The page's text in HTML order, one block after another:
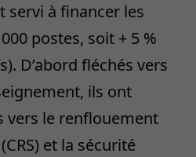
à financer les
postes, soit + 5 %
D’abord fléchés vers
ils ont
vers le renflouement
et la sécurité